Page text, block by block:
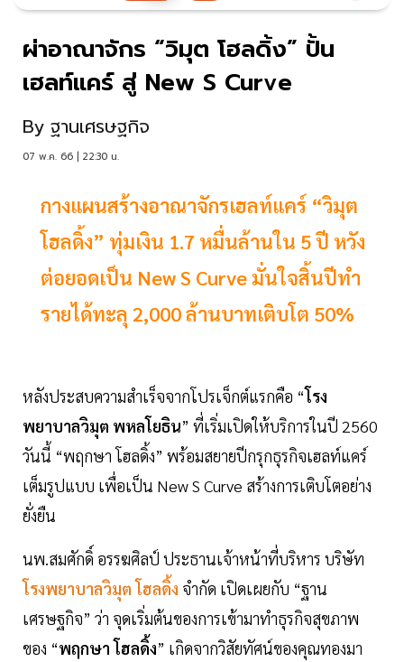
ผ่าอาณาจักร “วิมุต โฮลดิ้ง” ปั้น
เฮลท์แคร์ สู่ New S Curve
By ฐานเศรษฐกิจ
07 พ.ค. 66 | 22:30 น.
กางแผนสร้างอาณาจักรเฮลท์แคร์ “วิมุต
โฮลดิ้ง” ทุ่มเงิน 1.7 หมื่นล้านใน 5 ปี หวัง
ต่อยอดเป็น New S Curve มั่นใจสิ้นปีทำ
รายได้ทะลุ 2,000 ล้านบาทเติบโต 50%
หลังประสบความสำเร็จจากโปรเจ็กต์แรกคือ “โรง
พยาบาลวิมุต พหลโยธิน” ที่เริ่มเปิดให้บริการในปี 2560
วันนี้ “พฤกษา โฮลดิ้ง” พร้อมสยายปีกรุกธุรกิจเฮลท์แคร์
เต็มรูปแบบ เพื่อเป็น New S Curve สร้างการเติบโตอย่าง
ยั่งยืน
นพ.สมศักดิ์ อรรฆศิลป์ ประธานเจ้าหน้าที่บริหาร บริษัท
โรงพยาบาลวิมุต โฮลดิ้ง จำกัด เปิดเผยกับ “ฐาน
เศรษฐกิจ” ว่า จุดเริ่มต้นของการเข้ามาทำธุรกิจสุขภาพ
ของ “พฤกษา โฮลดิ้ง” เกิดจากวิสัยทัศน์ของคุณทองมา